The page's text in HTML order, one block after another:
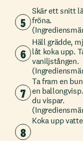
5
Skär ett snitt
fröna.
6
Häll grädde,
låt koka upp.
vaniljstången.
7
Ta fram en
en
du vispar.
8
Koka upp